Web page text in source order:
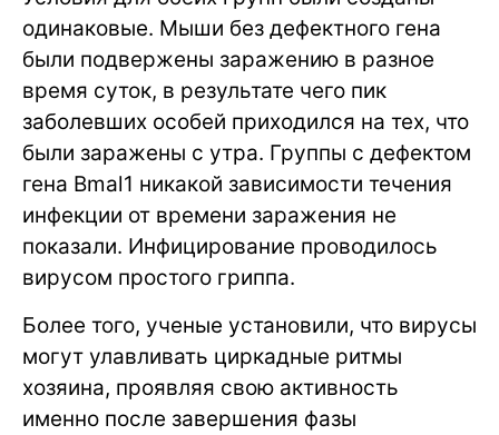
одинаковые. Мыши без дефектного гена
были подвержены заражению в разное
время суток, в результате чего пик
заболевших особей приходился на тех, что
были заражены с утра. Группы с дефектом
гена Bmal1 никакой зависимости течения
инфекции от времени заражения не
показали. Инфицирование проводилось
вирусом простого гриппа.
Более того, ученые установили, что вирусы
могут улавливать циркадные ритмы
хозяина, проявляя свою активность
именно после завершения фазы